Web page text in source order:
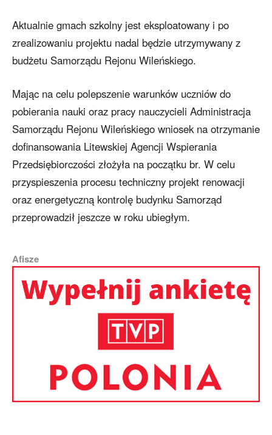
Aktualnie gmach szkolny jest eksploatowany i po
zrealizowaniu projektu nadal będzie utrzymywany z
budżetu Samorządu Rejonu Wileńskiego.
Mając na celu polepszenie warunków uczniów do
pobierania nauki oraz pracy nauczycieli Administracja
Samorządu Rejonu Wileńskiego wniosek na otrzymanie
dofinansowania Litewskiej Agencji Wspierania
Przedsiębiorczości złożyła na początku br. W celu
przyspieszenia procesu techniczny projekt renowacji
oraz energetyczną kontrolę budynku Samorząd
przeprowadził jeszcze w roku ubiegłym.
Afisze